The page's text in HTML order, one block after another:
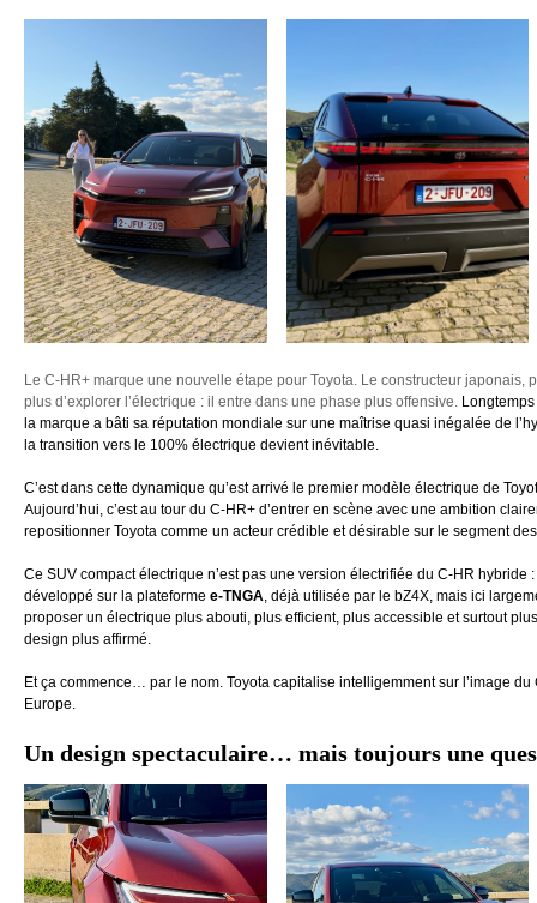
Le C-HR+ marque une nouvelle étape pour Toyota. Le constructeur japonais,
plus d’explorer l’électrique : il entre dans une phase plus offensive.
la marque a bâti sa réputation mondiale sur une maîtrise quasi inégalée de
la transition vers le 100% électrique devient inévitable.
C’est dans cette dynamique qu’est arrivé le premier modèle électrique de
Aujourd’hui, c’est au tour du C-HR+ d’entrer en scène avec une ambition
repositionner Toyota comme un acteur crédible et désirable sur le segment
Ce SUV compact électrique n’est pas une version électrifiée du C-HR hybride
développé sur la plateforme e-TNGA, déjà utilisée par le bZ4X, mais ici
proposer un électrique plus abouti, plus efficient, plus accessible et surtout
design plus affirmé.
Et ça commence… par le nom. Toyota capitalise intelligemment sur l’image du
Europe.
Un design spectaculaire… mais toujours une